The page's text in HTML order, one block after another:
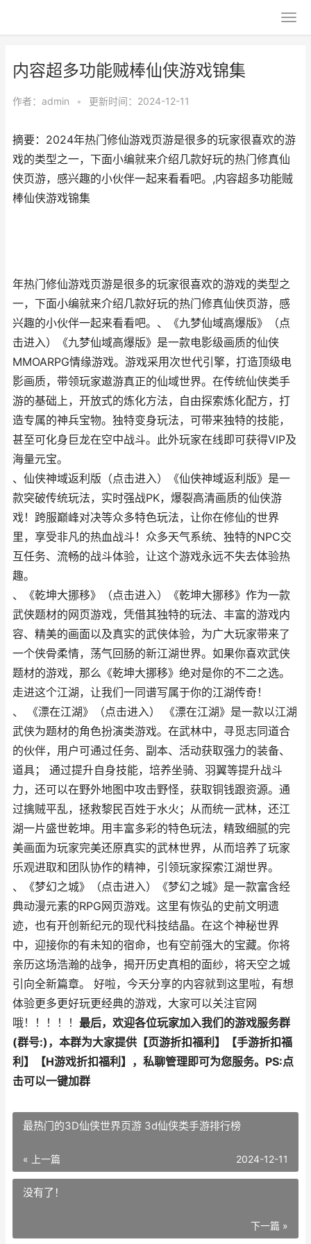
内容超多功能贼棒仙侠游戏锦集
作者： admin • 更新时间：2024-12-11
摘要：2024年热门修仙游戏页游是很多的玩家很喜欢的游
戏的类型之一，下面小编就来介绍几款好玩的热门修真仙
侠页游，感兴趣的小伙伴一起来看看吧。,内容超多功能贼
棒仙侠游戏锦集
年热门修仙游戏页游是很多的玩家很喜欢的游戏的类型之
一，下面小编就来介绍几款好玩的热门修真仙侠页游，感
兴趣的小伙伴一起来看看吧。、《九梦仙域高爆版》（点
击进入）《九梦仙域高爆版》是一款电影级画质的仙侠
MMOARPG情缘游戏。游戏采用次世代引擎，打造顶级电
影画质，带领玩家遨游真正的仙域世界。在传统仙侠类手
游的基础上，开放式的炼化方法，自由探索炼化配方，打
造专属的神兵宝物。独特变身玩法，可带来独特的技能，
甚至可化身巨龙在空中战斗。此外玩家在线即可获得VIP及
海量元宝。
、仙侠神域返利版（点击进入）《仙侠神域返利版》是一
款突破传统玩法，实时强战PK，爆裂高清画质的仙侠游
戏！跨服巅峰对决等众多特色玩法，让你在修仙的世界
里，享受非凡的热血战斗！众多天气系统、独特的NPC交
互任务、流畅的战斗体验，让这个游戏永远不失去体验热
趣。
、《乾坤大挪移》（点击进入）《乾坤大挪移》作为一款
武侠题材的网页游戏，凭借其独特的玩法、丰富的游戏内
容、精美的画面以及真实的武侠体验，为广大玩家带来了
一个侠骨柔情，荡气回肠的新江湖世界。如果你喜欢武侠
题材的游戏，那么《乾坤大挪移》绝对是你的不二之选。
走进这个江湖，让我们一同谱写属于你的江湖传奇！
、 《漂在江湖》（点击进入） 《漂在江湖》是一款以江湖
武侠为题材的角色扮演类游戏。在武林中，寻觅志同道合
的伙伴，用户可通过任务、副本、活动获取强力的装备、
道具； 通过提升自身技能，培养坐骑、羽翼等提升战斗
力，还可以在野外地图中攻击野怪，获取铜钱跟资源。通
过擒贼平乱，拯救黎民百姓于水火；从而统一武林，还江
湖一片盛世乾坤。用丰富多彩的特色玩法，精致细腻的完
美画面为玩家完美还原真实的武林世界，从而培养了玩家
乐观进取和团队协作的精神，引领玩家探索江湖世界。
、《梦幻之城》（点击进入）《梦幻之城》是一款富含经
典动漫元素的RPG网页游戏。这里有恢弘的史前文明遗
迹，也有开创新纪元的现代科技结晶。在这个神秘世界
中，迎接你的有未知的宿命，也有空前强大的宝藏。你将
亲历这场浩瀚的战争，揭开历史真相的面纱，将天空之城
引向全新篇章。 好啦，今天分享的内容就到这里啦，有想
体验更多更好玩更经典的游戏，大家可以关注官网
哦！！！！！ 最后，欢迎各位玩家加入我们的游戏服务群
(群号:)，本群为大家提供【页游折扣福利】【手游折扣福
利】【H游戏折扣福利】，私聊管理即可为您服务。 PS:点
击可以一键加群
最热门的3D仙侠世界页游 3d仙侠类手游排行榜
« 上一篇 2024-12-11
没有了！
下一篇 »